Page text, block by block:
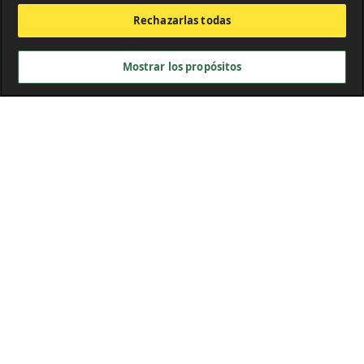
Rechazarlas todas
Mostrar los propósitos